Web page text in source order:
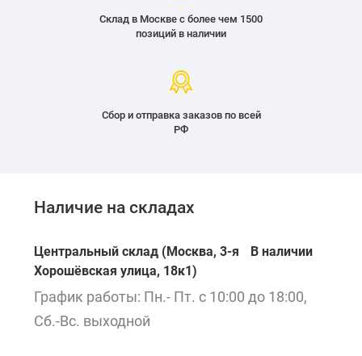
Склад в Москве с более чем 1500
позиций в наличии
Сбор и отправка заказов по всей
РФ
Наличие на складах
Центральный склад (Москва, 3-я
Хорошёвская улица, 18к1)
В наличии
График работы: Пн.- Пт. с 10:00 до 18:00,
Сб.-Вс. выходной